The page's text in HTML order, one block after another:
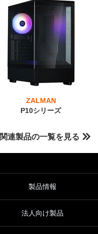
ZALMAN
P10シリーズ
関連製品の一覧を見る
製品情報
法人向け製品